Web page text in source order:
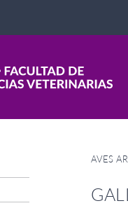
AVES